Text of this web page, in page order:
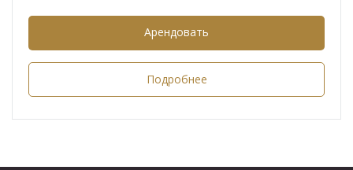
Арендовать
Подробнее